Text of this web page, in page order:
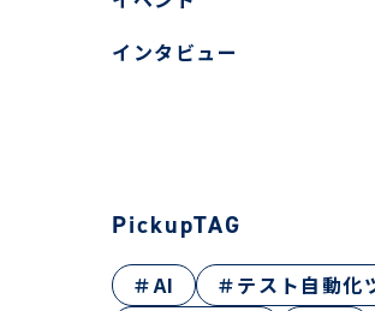
インタビュー
PickupTAG
＃AI
＃テスト自動化